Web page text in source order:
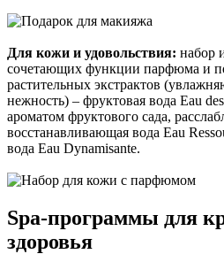
Для кожи и удовольствия: набор
сочетающих функции парфюма и
растительных экстрактов
нежность) – фруктовая вода Eau
ароматом фруктового сада,
восстанавливающая вода Eau
вода Eau Dynamisante.
Spa-программы для
здоровья